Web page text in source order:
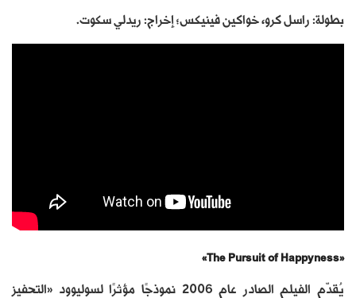
بطولة: راسل كرو، خواكين فينيكس؛ إخراج: ريدلي سكوت.
«The Pursuit of Happyness»
يُقدّم الفيلم الصادر عام 2006 نموذجًا مؤثرًا لسوليوود «التحفيز